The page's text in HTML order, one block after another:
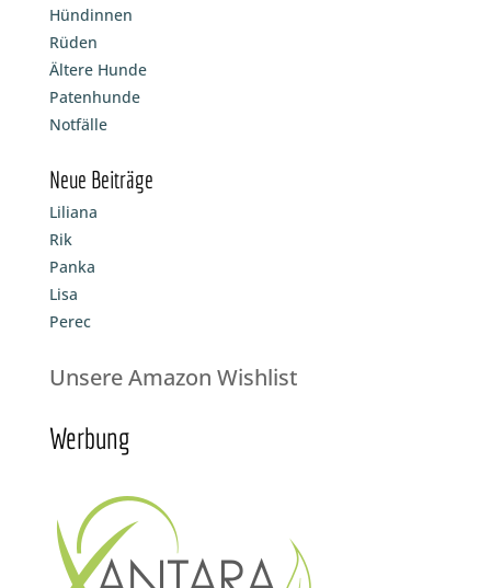
Hündinnen
Rüden
Ältere Hunde
Patenhunde
Notfälle
Neue Beiträge
Liliana
Rik
Panka
Lisa
Perec
Unsere Amazon Wishlist
Werbung